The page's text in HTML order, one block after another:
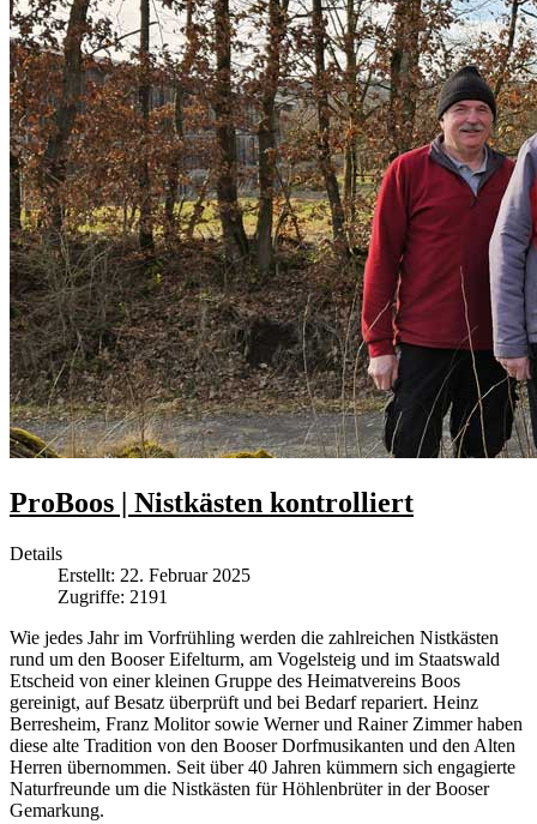
ProBoos | Nistkästen kontrolliert
Details
Erstellt: 22. Februar 2025
Zugriffe: 2191
Wie jedes Jahr im Vorfrühling werden die zahlreichen Nistkästen
rund um den Booser Eifelturm, am Vogelsteig und im Staatswald
Etscheid von einer kleinen Gruppe des Heimatvereins Boos
gereinigt, auf Besatz überprüft und bei Bedarf repariert. Heinz
Berresheim, Franz Molitor sowie Werner und Rainer Zimmer haben
diese alte Tradition von den Booser Dorfmusikanten und den Alten
Herren übernommen. Seit über 40 Jahren kümmern sich engagierte
Naturfreunde um die Nistkästen für Höhlenbrüter in der Booser
Gemarkung.